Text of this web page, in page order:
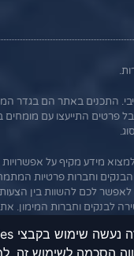
התכנים באתר הם בגדר
פרטים התייעצו עם
מידע מקיף על
מהבנקים וחברות פרטיות
לכם להשוות בין הצעות
לציין כי אי עמידה בתנאי
חיוב בריבית פיגורים והליכי
הסכמה לשימוש זה.